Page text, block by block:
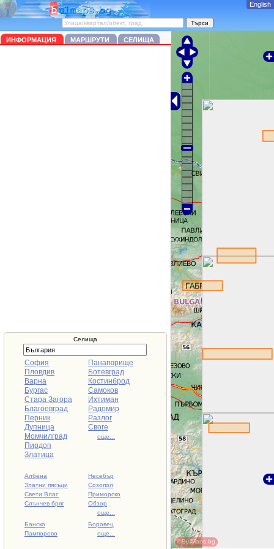
ИНФОРМАЦИЯ МАРШРУТИ СЕЛИЩА
Селища
София
Пловдив
Варна
Бургас
Стара Загора
Благоевград
Перник
Дупница
Момчилград
Пирдоп
Златица
Панагюрище
Ботевград
Костинброд
Самоков
Ихтиман
Радомир
Разлог
Своге
още...
Албена
Златни пясъци
Свети Влас
Слънчев бряг
Несебър
Созопол
Приморско
Обзор
още...
Банско
Пампорово
Боровец
още...
©BulMaps.bg
English